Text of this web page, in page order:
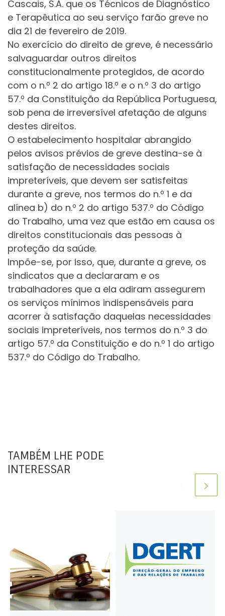
Cascais, S.A. que os Técnicos de Diagnóstico
e Terapêutica ao seu serviço farão greve no
dia 21 de fevereiro de 2019.
No exercício do direito de greve, é necessário
salvaguardar outros direitos
constitucionalmente protegidos, de acordo
com o n.º 2 do artigo 18.º e o n.º 3 do artigo
57.º da Constituição da República Portuguesa,
sob pena de irreversível afetação de alguns
destes direitos.
O estabelecimento hospitalar abrangido
pelos avisos prévios de greve destina-se à
satisfação de necessidades sociais
impreteríveis, que devem ser satisfeitas
durante a greve, nos termos do n.º 1 e da
alínea b) do n.º 2 do artigo 537.º do Código
do Trabalho, uma vez que estão em causa os
direitos constitucionais das pessoas à
proteção da saúde.
Impõe-se, por isso, que, durante a greve, os
sindicatos que a declararam e os
trabalhadores que a ela adiram assegurem
os serviços mínimos indispensáveis para
acorrer à satisfação daquelas necessidades
sociais impreteríveis, nos termos do n.º 3 do
artigo 57.º da Constituição e do n.º 1 do artigo
537.º do Código do Trabalho.
TAMBÉM LHE PODE
INTERESSAR